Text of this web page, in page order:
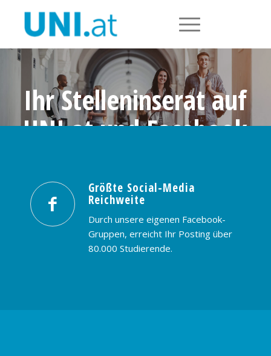
Ihr Stelleninserat auf
UNI.at und Facebook
PREISE & BUCHUNG KONTAKT
Größte Social-Media
Reichweite
Durch unsere eigenen Facebook-
Gruppen, erreicht Ihr Posting über
80.000 Studierende.